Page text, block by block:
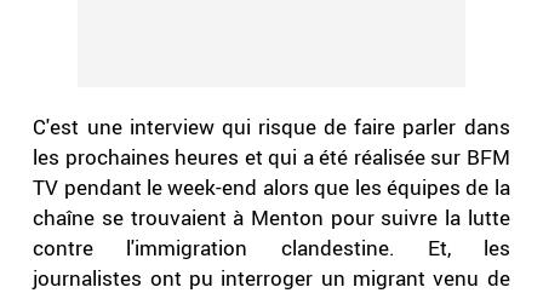
C'est une interview qui risque de faire parler dans
les prochaines heures et qui a été réalisée sur BFM
TV pendant le week-end alors que les équipes de la
chaîne se trouvaient à Menton pour suivre la lutte
contre l'immigration clandestine. Et, les
journalistes ont pu interroger un migrant venu de